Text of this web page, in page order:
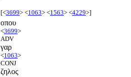
[<3699> <1063> <1563> <4229>]
οπου
<3699>
ADV
γαρ
<1063>
CONJ
ζηλος